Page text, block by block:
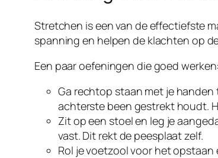
Stretchen is een van de effectiefste
spanning en helpen de klachten op
Een paar oefeningen die goed werken:
Ga rechtop staan met je
achterste been gestrekt houdt.
Zit op een stoel en leg je
vast. Dit rekt de peesplaat zelf.
Rol je voetzool voor het